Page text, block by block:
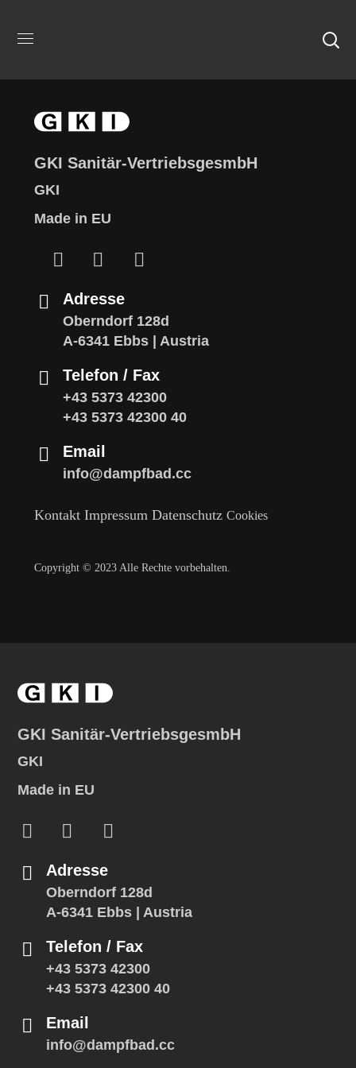
GKI Sanitär-VertriebsgesmbH
GKI
Made in EU
Adresse
Oberndorf 128d
A-6341 Ebbs | Austria
Telefon / Fax
+43 5373 42300
+43 5373 42300 40
Email
info@dampfbad.cc
Kontakt Impressum Datenschutz Cookies
Copyright © 2023 Alle Rechte vorbehalten.
GKI Sanitär-VertriebsgesmbH
GKI
Made in EU
Adresse
Oberndorf 128d
A-6341 Ebbs | Austria
Telefon / Fax
+43 5373 42300
+43 5373 42300 40
Email
info@dampfbad.cc